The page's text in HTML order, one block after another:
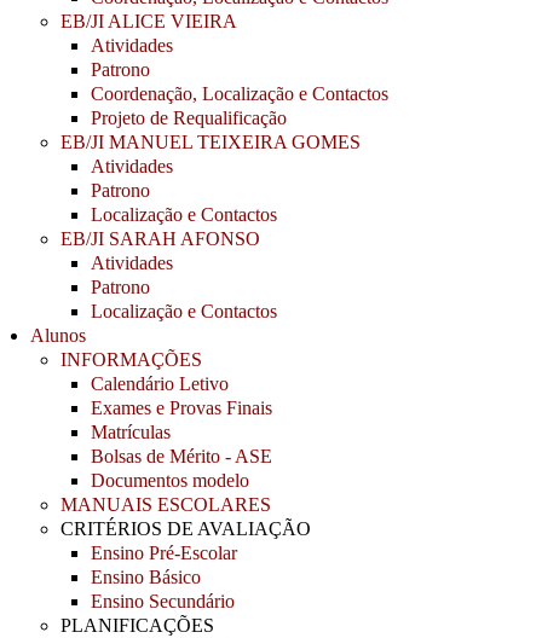
EB/JI ALICE VIEIRA
Atividades
Patrono
Coordenação, Localização e Contactos
Projeto de Requalificação
EB/JI MANUEL TEIXEIRA GOMES
Atividades
Patrono
Localização e Contactos
EB/JI SARAH AFONSO
Atividades
Patrono
Localização e Contactos
Alunos
INFORMAÇÕES
Calendário Letivo
Exames e Provas Finais
Matrículas
Bolsas de Mérito - ASE
Documentos modelo
MANUAIS ESCOLARES
CRITÉRIOS DE AVALIAÇÃO
Ensino Pré-Escolar
Ensino Básico
Ensino Secundário
PLANIFICAÇÕES